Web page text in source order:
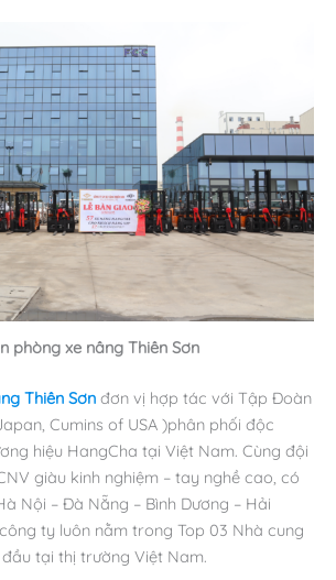
phòng xe nâng Thiên Sơn
Thiên Sơn đơn vị hợp tác với Tập Đoàn
Cumins of USA )phân phối độc
hiệu HangCha tại Việt Nam. Cùng đội
giàu kinh nghiệm – tay nghề cao, có
Nội – Đà Nẵng – Bình Dương – Hải
ty luôn nằm trong Top 03 Nhà cung
tại thị trường Việt Nam.